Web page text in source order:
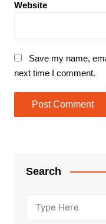
Website
Save my name,
next time I comment.
Search